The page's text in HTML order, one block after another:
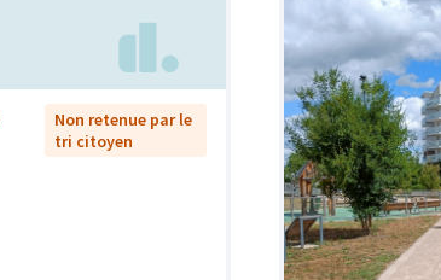
Non retenue par le
tri citoyen